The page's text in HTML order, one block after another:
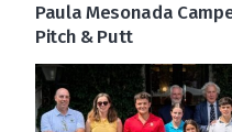
Paula Mesonada
Pitch & Putt